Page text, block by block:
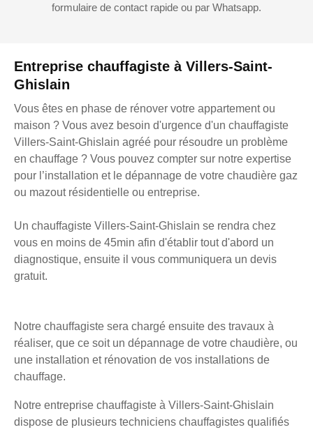
Entreprise chauffagiste à Villers-Saint-
Ghislain
Vous êtes en phase de rénover votre appartement ou
maison ? Vous avez besoin d'urgence d'un chauffagiste
Villers-Saint-Ghislain agréé pour résoudre un problème
en chauffage ? Vous pouvez compter sur notre expertise
pour l’installation et le dépannage de votre chaudière gaz
ou mazout résidentielle ou entreprise.
Un chauffagiste Villers-Saint-Ghislain se rendra chez
vous en moins de 45min afin d'établir tout d'abord un
diagnostique, ensuite il vous communiquera un devis
gratuit.
Notre chauffagiste sera chargé ensuite des travaux à
réaliser, que ce soit un dépannage de votre chaudière, ou
une installation et rénovation de vos installations de
chauffage.
Notre entreprise chauffagiste à Villers-Saint-Ghislain
dispose de plusieurs techniciens chauffagistes qualifiés
formulaire de contact rapide ou par Whatsapp.